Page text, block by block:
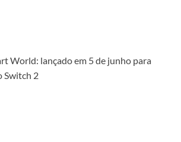
World: lançado em 5 de junho para
Switch 2